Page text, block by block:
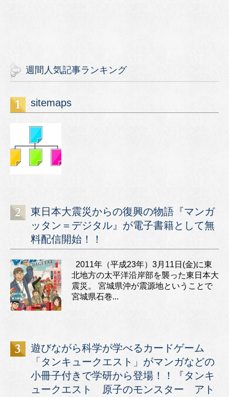
週間人気記事ランキング
sitemaps
東日本大震災からの復興の物語『マンガ
ッタン＝デジタル』が電子書籍として無
料配信開始！！
2011年（平成23年）3月11日(金)に東
北地方の太平洋沿岸部を襲った東日本大
震災。 宮城県沖が震源地ということで
宮城県石巻...
遊びながら科学が学べるカードゲーム
「タンキュークエスト」がマンガなどの
小冊子付きで学研から登場！！『タンキ
ュークエスト 原子のモンスター アト